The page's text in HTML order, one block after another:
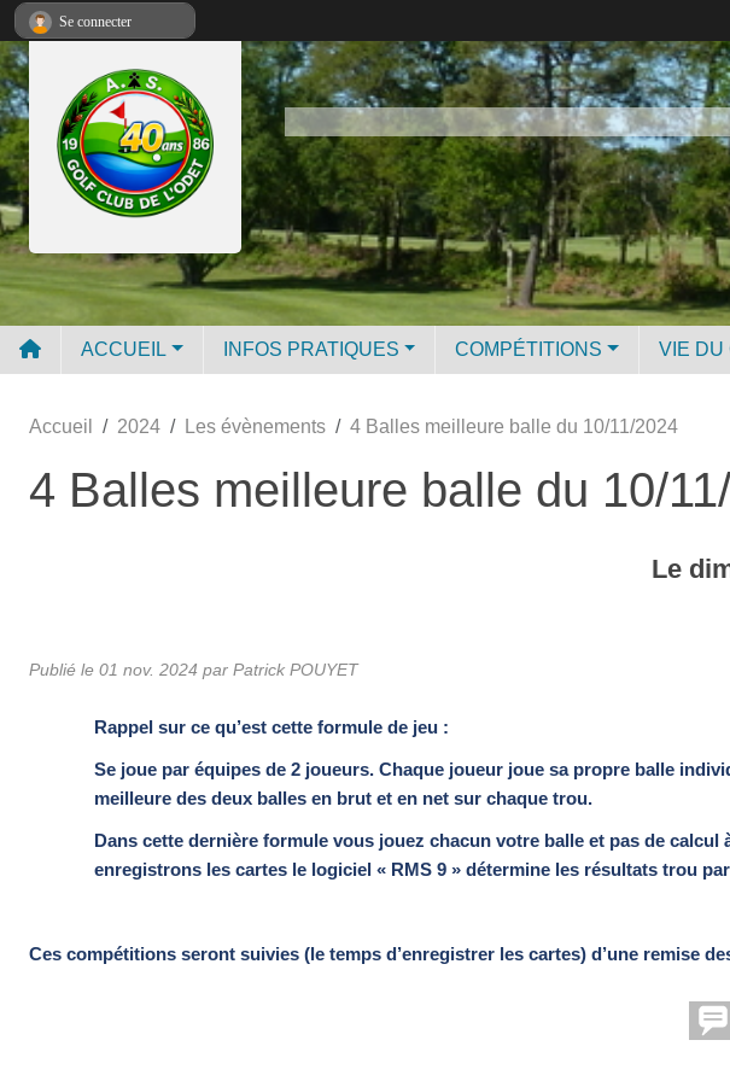
ACCUEIL INFOS PRATIQUES COMPÉTITIONS VIE DU
Accueil 2024 Les évènements 4 Balles meilleure balle du 10/11/2024
4 Balles meilleure balle du 10/
Le
Publié le 01 nov. 2024 par Patrick POUYET
Rappel sur ce qu’est cette formule de jeu :
Se joue par équipes de 2 joueurs. Chaque joueur joue sa propre balle
meilleure des deux balles en brut et en net sur chaque trou.
Dans cette dernière formule vous jouez chacun votre balle et pas de
enregistrons les cartes le logiciel « RMS 9 » détermine les résultats trou
Ces compétitions seront suivies (le temps d’enregistrer les cartes) d’une remise
Se connecter
Panneau de gestion des cookies